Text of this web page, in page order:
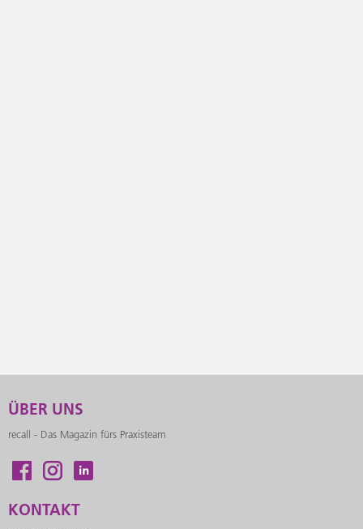
ÜBER UNS
recall - Das Magazin fürs Praxisteam
KONTAKT